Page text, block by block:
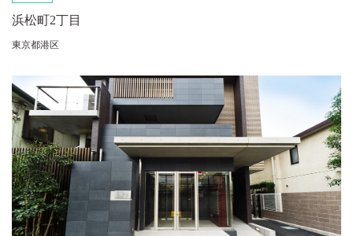
浜松町2丁目
東京都港区